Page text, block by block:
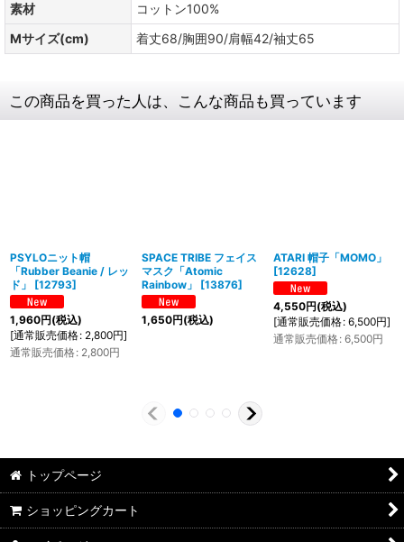
素材
コットン100%
Mサイズ(cm)
着丈68/胸囲90/肩幅42/袖丈65
この商品を買った人は、こんな商品も買っています
PSYLOニット帽
「Rubber Beanie / レッ
ド」
[12793]
1,960円(税込)
[通常販売価格: 2,800円]
通常販売価格: 2,800円
SPACE TRIBE フェイス
マスク「Atomic
Rainbow」
[13876]
1,650円(税込)
ATARI 帽子「MOMO」
[12628]
4,550円(税込)
[通常販売価格: 6,500円]
通常販売価格: 6,500円
トップページ
ショッピングカート